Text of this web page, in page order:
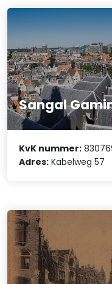
Sangal
KvK nummer:
Adres: Kabelweg 57